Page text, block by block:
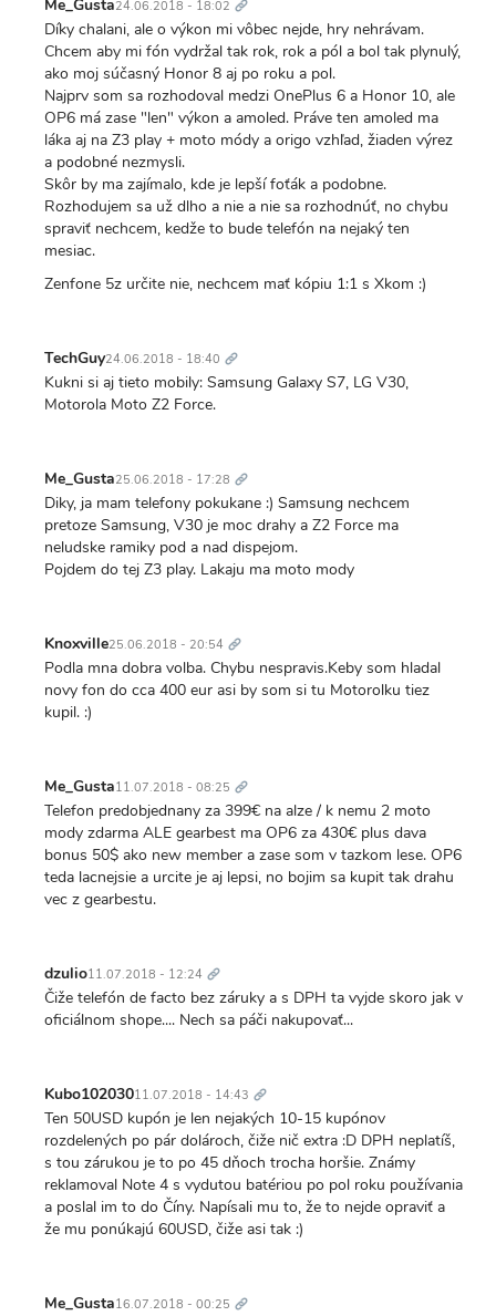
Me_Gusta24.06.2018 - 18:02
Díky chalani, ale o výkon mi vôbec nejde, hry nehrávam.
Chcem aby mi fón vydržal tak rok, rok a pól a bol tak plynulý,
ako moj súčasný Honor 8 aj po roku a pol.
Najprv som sa rozhodoval medzi OnePlus 6 a Honor 10, ale
OP6 má zase "len" výkon a amoled. Práve ten amoled ma
láka aj na Z3 play + moto módy a origo vzhľad, žiaden výrez
a podobné nezmysli.
Skôr by ma zajímalo, kde je lepší foťák a podobne.
Rozhodujem sa už dlho a nie a nie sa rozhodnúť, no chybu
spraviť nechcem, kedže to bude telefón na nejaký ten
mesiac.
Zenfone 5z určite nie, nechcem mať kópiu 1:1 s Xkom :)
TechGuy24.06.2018 - 18:40 odkaz
Kukni si aj tieto mobily: Samsung Galaxy S7, LG V30,
Motorola Moto Z2 Force.
Me_Gusta25.06.2018 - 17:28 odkaz
Diky, ja mam telefony pokukane :) Samsung nechcem
pretoze Samsung, V30 je moc drahy a Z2 Force ma
neludske ramiky pod a nad dispejom.
Pojdem do tej Z3 play. Lakaju ma moto mody
Knoxville25.06.2018 - 20:54 odkaz
Podla mna dobra volba. Chybu nespravis.Keby som hladal
novy fon do cca 400 eur asi by som si tu Motorolku tiez
kupil. :)
Me_Gusta11.07.2018 - 08:25 odkaz
Telefon predobjednany za 399€ na alze / k nemu 2 moto
mody zdarma ALE gearbest ma OP6 za 430€ plus dava
bonus 50$ ako new member a zase som v tazkom lese. OP6
teda lacnejsie a urcite je aj lepsi, no bojim sa kupit tak drahu
vec z gearbestu.
dzulio11.07.2018 - 12:24 odkaz
Čiže telefón de facto bez záruky a s DPH ta vyjde skoro jak v
oficiálnom shope.... Nech sa páči nakupovať...
Kubo10203011.07.2018 - 14:43 odkaz
Ten 50USD kupón je len nejakých 10-15 kupónov
rozdelených po pár dolároch, čiže nič extra :D DPH neplatíš,
s tou zárukou je to po 45 dňoch trocha horšie. Známy
reklamoval Note 4 s vydutou batériou po pol roku používania
a poslal im to do Číny. Napísali mu to, že to nejde opraviť a
že mu ponúkajú 60USD, čiže asi tak :)
Me_Gusta16.07.2018 - 00:25 odkaz